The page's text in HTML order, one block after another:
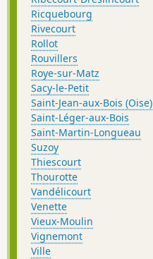
Ricquebourg
Rivecourt
Rollot
Rouvillers
Roye-sur-Matz
Sacy-le-Petit
Saint-Jean-aux-Bois (Oise)
Saint-Léger-aux-Bois
Saint-Martin-Longueau
Suzoy
Thiescourt
Thourotte
Vandélicourt
Venette
Vieux-Moulin
Vignemont
Ville